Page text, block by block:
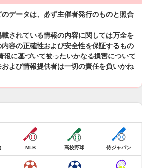
データは、必ず主催者発行のものと照合
されている情報の内容に関しては万全を
容の正確性および安全性を保証するもの
報に基づいて被ったいかなる損害について
よび情報提供者は一切の責任を負いかね
MLB 高校野球 侍ジャパン